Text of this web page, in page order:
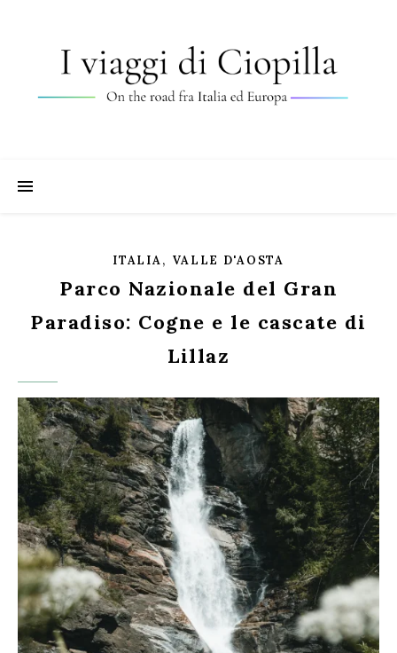
ITALIA, VALLE D'AOSTA
Parco Nazionale del Gran
Paradiso: Cogne e le cascate di
Lillaz